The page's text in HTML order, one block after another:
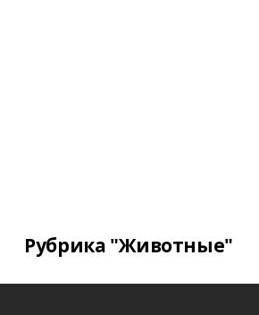
Рубрика "Животные"